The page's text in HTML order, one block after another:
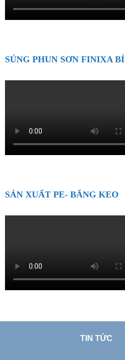
SÚNG PHUN SƠN FINIXA BỈ
SẢN XUẤT PE- BĂNG KEO
TIN TỨC